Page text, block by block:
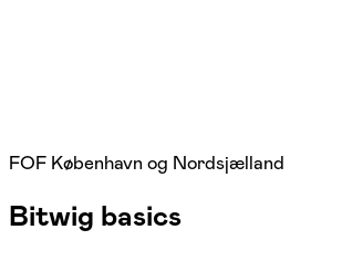
FOF København og Nordsjælland
Bitwig basics